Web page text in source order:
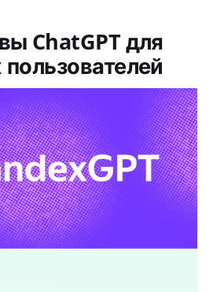
ChatGPT для